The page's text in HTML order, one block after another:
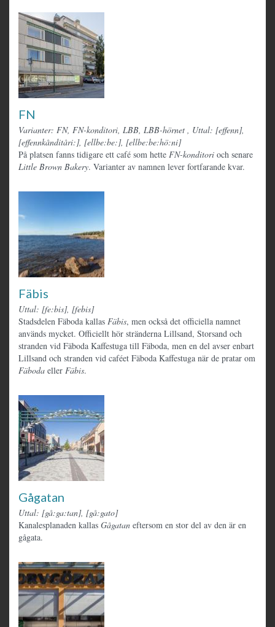
FN
Varianter: FN, FN-konditori, LBB, LBB-hörnet , Uttal: [effenn],
[effennkånditåri:], [ellbe:be:], [ellbe:be:hö:ni]
På platsen fanns tidigare ett café som hette FN-konditori och senare
Little Brown Bakery. Varianter av namnen lever fortfarande kvar.
Fäbis
Uttal: [fe:bis], [febis]
Stadsdelen Fäboda kallas Fäbis, men också det officiella namnet
används mycket. Officiellt hör stränderna Lillsand, Storsand och
stranden vid Fäboda Kaffestuga till Fäboda, men en del avser enbart
Lillsand och stranden vid caféet Fäboda Kaffestuga när de pratar om
Fäboda eller Fäbis.
Gågatan
Uttal: [gå:ga:tan], [gå:gato]
Kanalesplanaden kallas Gågatan eftersom en stor del av den är en
gågata.